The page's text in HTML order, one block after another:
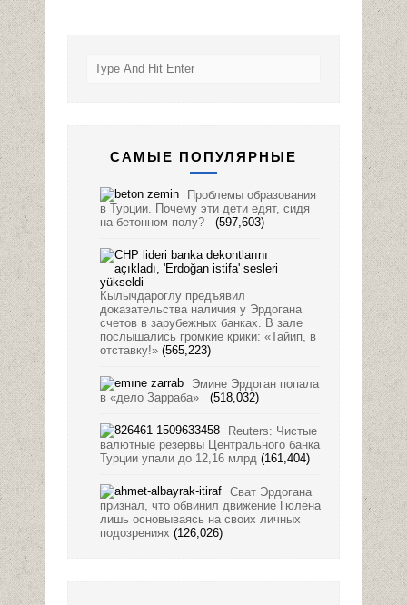
САМЫЕ ПОПУЛЯРНЫЕ
Проблемы образования
в Турции. Почему эти дети едят, сидя
на бетонном полу?
(597,603)
Кылычдароглу предъявил
доказательства наличия у Эрдогана
счетов в зарубежных банках. В зале
послышались громкие крики: «Тайип, в
отставку!» (565,223)
Эмине Эрдоган попала
в «дело Зарраба»
(518,032)
Reuters: Чистые
валютные резервы Центрального банка
Турции упали до 12,16 млрд (161,404)
Сват Эрдогана
признал, что обвинил движение Гюлена
лишь основываясь на своих личных
подозрениях (126,026)